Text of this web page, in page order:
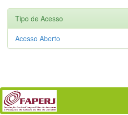
Tipo de Acesso
Acesso Aberto